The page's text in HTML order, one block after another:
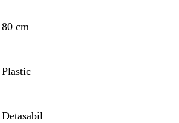
80 cm
Plastic
Detasabil